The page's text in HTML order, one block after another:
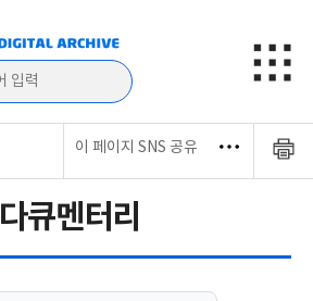
이 페이지 SNS 공유
다큐멘터리